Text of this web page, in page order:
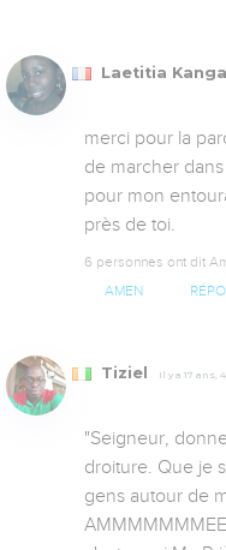
Laetitia
merci pour la
de marcher
pour mon
près de toi.
6 personnes ont dit
AMEN
Tiziel Il y a 17 ans,
"Seigneur,
droiture. Que je
gens autour de